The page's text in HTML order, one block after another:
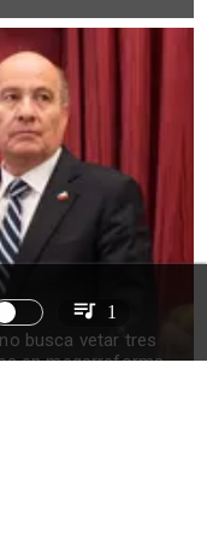
busca vetar tres
en megarreforma
1